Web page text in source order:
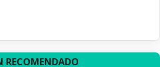
RECOMENDADO